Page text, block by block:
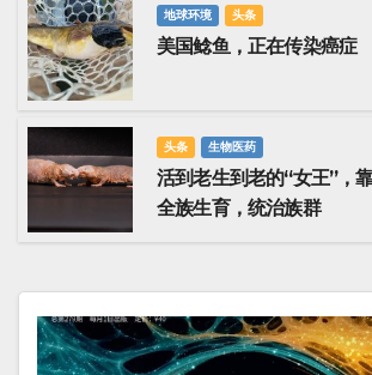
地球环境 头条
美国鲶鱼，正在传染癌症
头条 生物医药
活到老生到老的“女王”，
全族生育，统治族群